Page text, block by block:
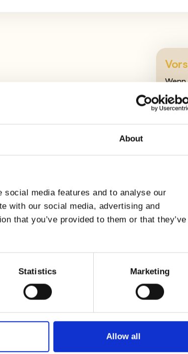
About
media features and to analyse our
with our social media, advertising and
that you’ve provided to them or that they’ve
Statistics Marketing
Allow all
einer
auf dieser Seite und
vor der Verwendung und dem
Wenn
und
mit
als